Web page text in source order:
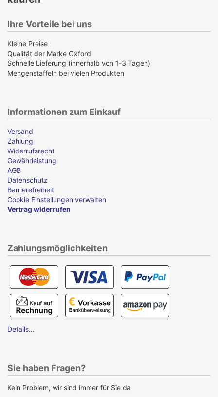
Ihre Vorteile bei uns
Kleine Preise
Qualität der Marke Oxford
Schnelle Lieferung (innerhalb von 1-3 Tagen)
Mengenstaffeln bei vielen Produkten
Informationen zum Einkauf
Versand
Zahlung
Widerrufsrecht
Gewährleistung
AGB
Datenschutz
Barrierefreiheit
Cookie Einstellungen verwalten
Vertrag widerrufen
Zahlungsmöglichkeiten
Details...
Sie haben Fragen?
Kein Problem, wir sind immer für Sie da